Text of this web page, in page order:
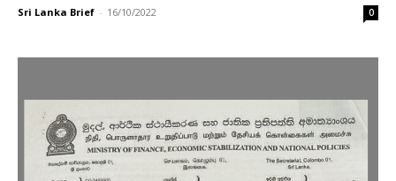
Sri Lanka Brief - 16/10/2022 0